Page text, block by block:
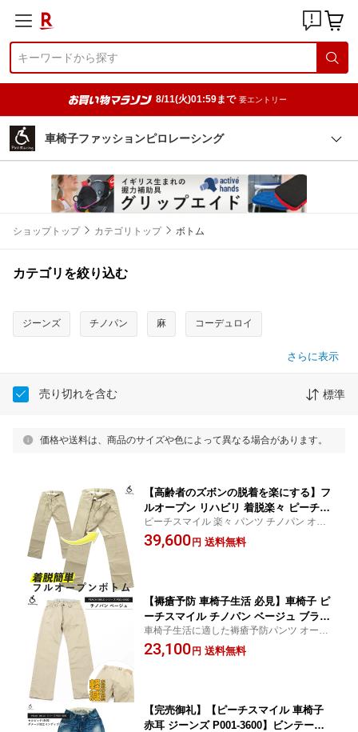
8/11(火)01:59まで 要エントリー
車椅子ファッションピロレーシング
ショップトップ カテゴリトップ ボトム
カテゴリを絞り込む
ジーンズ チノパン 麻 コーデュロイ
さらに表示
売り切れを含む 標準
価格や送料は、商品のサイズや色によって異なる場合があります。
【高齢者のズボンの脱着を楽にする】フ
ルオープン リハビリ 着脱楽々 ピーチス
マイル オーダーメイド チノパン 送料無
料 パンツ ズボン シーティング 褥瘡 床
ピーチスマイル 楽々 パンツ チノパン オー
ダーメイド 前開き おむつ交換 楽々 お尻 負
担軽減 快適 クルマイス 車イス 男性 女性
39,600 円 送料無料
【褥瘡予防 車椅子生活 必見】車椅子 ピ
ーチスマイル チノパン ベージュ ブラッ
ク 送料無料 ズボン パンツ シーティン
グ 縫い目なし 褥瘡 床ずれ 予防 日常生
車椅子生活に適した褥瘡予防パンツ オーダ
ーメイド ピーチスマイル チノパン ベージ
ュ
23,100 円 送料無料
【完売御礼】【ピーチスマイル 車椅子
赤耳 ジーンズ P001-3600】ビンテージ